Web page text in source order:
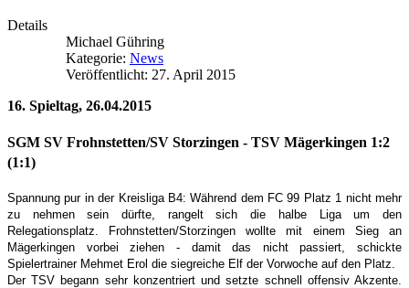
Details
Michael Gühring
Kategorie: News
Veröffentlicht: 27. April 2015
16. Spieltag, 26.04.2015
SGM SV Frohnstetten/SV Storzingen - TSV Mägerkingen 1:2
(1:1)
Spannung pur in der Kreisliga B4: Während dem FC 99 Platz 1 nicht mehr
zu nehmen sein dürfte, rangelt sich die halbe Liga um den
Relegationsplatz. Frohnstetten/Storzingen wollte mit einem Sieg an
Mägerkingen vorbei ziehen - damit das nicht passiert, schickte
Spielertrainer Mehmet Erol die siegreiche Elf der Vorwoche auf den Platz.
Der TSV begann sehr konzentriert und setzte schnell offensiv Akzente.